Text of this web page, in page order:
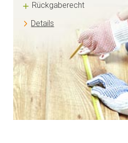
Rückgaberecht
Details